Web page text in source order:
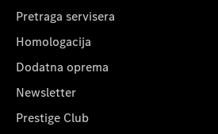
Pretraga servisera
Homologacija
Dodatna oprema
Newsletter
Prestige Club